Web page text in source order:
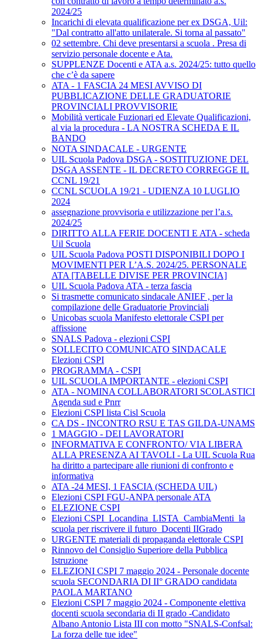
2024/25
Incarichi di elevata qualificazione per ex DSGA, Uil:
"Dal contratto all'atto unilaterale. Si torna al passato"
02 settembre. Chi deve presentarsi a scuola . Presa di
servizio personale docente e Ata.
SUPPLENZE Docenti e ATA a.s. 2024/25: tutto quello
che c’è da sapere
ATA - 1 FASCIA 24 MESI AVVISO DI
PUBBLICAZIONE DELLE GRADUATORIE
PROVINCIALI PROVVISORIE
Mobilità verticale Fuzionari ed Elevate Qualificazioni,
al via la procedura - LA NOSTRA SCHEDA E IL
BANDO
NOTA SINDACALE - URGENTE
UIL Scuola Padova DSGA - SOSTITUZIONE DEL
DSGA ASSENTE - IL DECRETO CORREGGE IL
CCNL 19/21
CCNL SCUOLA 19/21 - UDIENZA 10 LUGLIO
2024
assegnazione provvisoria e utilizzazione per l’a.s.
2024/25
DIRITTO ALLA FERIE DOCENTI E ATA - scheda
Uil Scuola
UIL Scuola Padova POSTI DISPONIBILI DOPO I
MOVIMENTI PER L’A.S. 2024/25. PERSONALE
ATA [TABELLE DIVISE PER PROVINCIA]
UIL Scuola Padova ATA - terza fascia
Si trasmette comunicato sindacale ANIEF , per la
compilazione delle Graduatorie Provinciali
Unicobas scuola Manifesto elettorale CSPI per
affissione
SNALS Padova - elezioni CSPI
SOLLECITO COMUNICATO SINDACALE
Elezioni CSPI
PROGRAMMA - CSPI
UIL SCUOLA IMPORTANTE - elezioni CSPI
ATA - NOMINA COLLABORATORI SCOLASTICI
Agenda sud e Pnrr
Elezioni CSPI lista Cisl Scuola
CA DS - INCONTRO RSU E TAS GILDA-UNAMS
1 MAGGIO - DEI LAVORATORI
INFORMATIVA E CONFRONTO/ VIA LIBERA
ALLA PRESENZA AI TAVOLI - La UIL Scuola Rua
ha diritto a partecipare alle riunioni di confronto e
informativa
ATA -24 MESI, 1 FASCIA (SCHEDA UIL)
Elezioni CSPI FGU-ANPA personale ATA
ELEZIONE CSPI
Elezioni CSPI_Locandina_LISTA_CambiaMenti_la
scuola per riscrivere il futuro_Docenti IIGrado
URGENTE materiali di propaganda elettorale CSPI
Rinnovo del Consiglio Superiore della Pubblica
Istruzione
ELEZIONI CSPI 7 maggio 2024 - Personale docente
scuola SECONDARIA DI II° GRADO candidata
PAOLA MARTANO
Elezioni CSPI 7 maggio 2024 - Componente elettiva
docenti scuola secondaria di II grado -Candidato
Albano Antonio Lista III con motto "SNALS-Confsal:
La forza delle tue idee"